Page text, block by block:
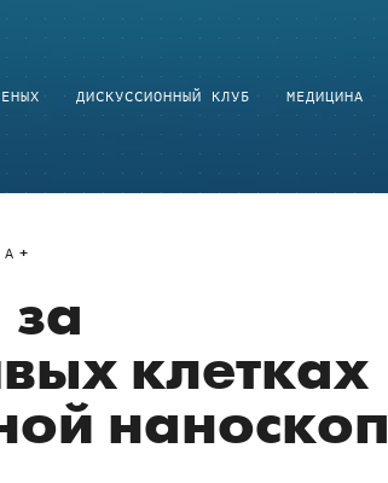
ДИСКУССИОННЫЙ КЛУБ МЕДИЦИНА
A
клетках
наноскоп